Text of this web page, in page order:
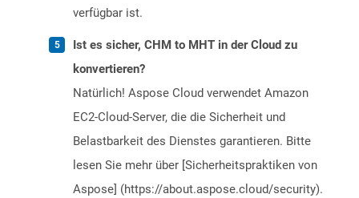
verfügbar ist.
Ist es sicher, CHM to MHT in der Cloud zu
konvertieren?
Natürlich! Aspose Cloud verwendet Amazon
EC2-Cloud-Server, die die Sicherheit und
Belastbarkeit des Dienstes garantieren. Bitte
lesen Sie mehr über [Sicherheitspraktiken von
Aspose] (https://about.aspose.cloud/security).